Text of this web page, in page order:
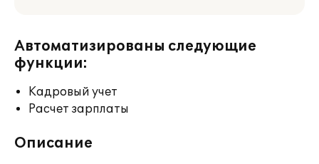
Автоматизированы следующие
функции:
Кадровый учет
Расчет зарплаты
Описание